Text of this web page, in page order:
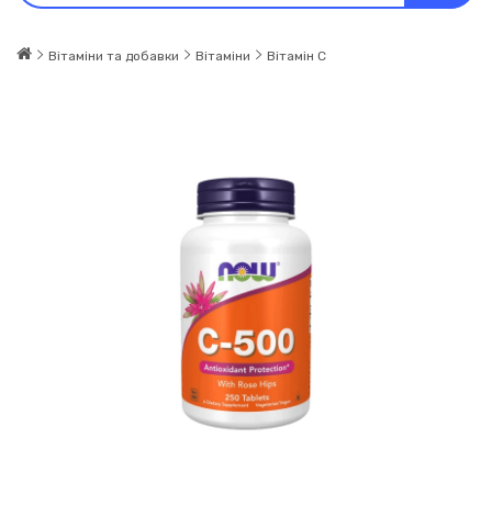
Вітаміни та добавки Вітаміни Вітамін C